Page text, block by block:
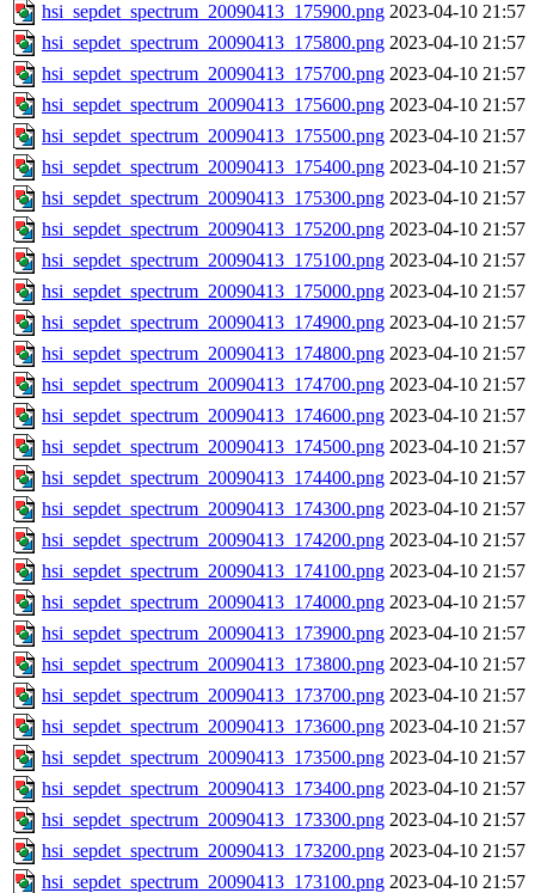
hsi_sepdet_spectrum_20090413_175900.png 2023-04-10 21:57
hsi_sepdet_spectrum_20090413_175800.png 2023-04-10 21:57
hsi_sepdet_spectrum_20090413_175700.png 2023-04-10 21:57
hsi_sepdet_spectrum_20090413_175600.png 2023-04-10 21:57
hsi_sepdet_spectrum_20090413_175500.png 2023-04-10 21:57
hsi_sepdet_spectrum_20090413_175400.png 2023-04-10 21:57
hsi_sepdet_spectrum_20090413_175300.png 2023-04-10 21:57
hsi_sepdet_spectrum_20090413_175200.png 2023-04-10 21:57
hsi_sepdet_spectrum_20090413_175100.png 2023-04-10 21:57
hsi_sepdet_spectrum_20090413_175000.png 2023-04-10 21:57
hsi_sepdet_spectrum_20090413_174900.png 2023-04-10 21:57
hsi_sepdet_spectrum_20090413_174800.png 2023-04-10 21:57
hsi_sepdet_spectrum_20090413_174700.png 2023-04-10 21:57
hsi_sepdet_spectrum_20090413_174600.png 2023-04-10 21:57
hsi_sepdet_spectrum_20090413_174500.png 2023-04-10 21:57
hsi_sepdet_spectrum_20090413_174400.png 2023-04-10 21:57
hsi_sepdet_spectrum_20090413_174300.png 2023-04-10 21:57
hsi_sepdet_spectrum_20090413_174200.png 2023-04-10 21:57
hsi_sepdet_spectrum_20090413_174100.png 2023-04-10 21:57
hsi_sepdet_spectrum_20090413_174000.png 2023-04-10 21:57
hsi_sepdet_spectrum_20090413_173900.png 2023-04-10 21:57
hsi_sepdet_spectrum_20090413_173800.png 2023-04-10 21:57
hsi_sepdet_spectrum_20090413_173700.png 2023-04-10 21:57
hsi_sepdet_spectrum_20090413_173600.png 2023-04-10 21:57
hsi_sepdet_spectrum_20090413_173500.png 2023-04-10 21:57
hsi_sepdet_spectrum_20090413_173400.png 2023-04-10 21:57
hsi_sepdet_spectrum_20090413_173300.png 2023-04-10 21:57
hsi_sepdet_spectrum_20090413_173200.png 2023-04-10 21:57
hsi_sepdet_spectrum_20090413_173100.png 2023-04-10 21:57